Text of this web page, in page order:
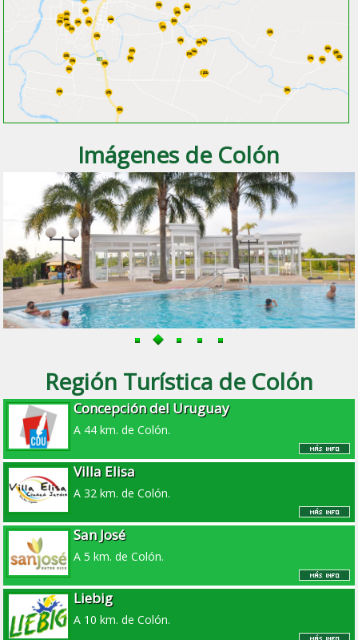
Imágenes de Colón
Región Turística de Colón
Concepción del Uruguay
A 44 km. de Colón.
Villa Elisa
A 32 km. de Colón.
San José
A 5 km. de Colón.
Liebig
A 10 km. de Colón.